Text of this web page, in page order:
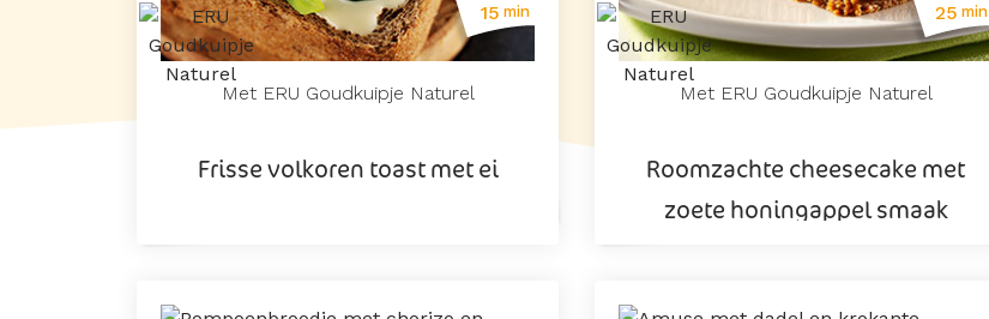
15 min
Met ERU Goudkuipje Naturel
Frisse volkoren toast met ei
25 min
Met ERU Goudkuipje Naturel
Roomzachte cheesecake met
zoete honingappel smaak